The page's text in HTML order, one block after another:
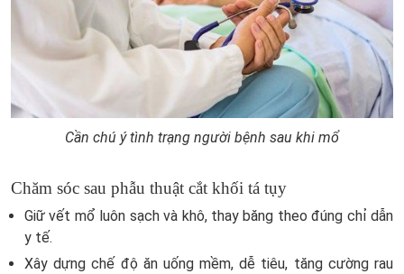
Cần chú ý tình trạng người bệnh sau khi mổ
Chăm sóc sau phẫu thuật cắt khối tá tụy
Giữ vết mổ luôn sạch và khô, thay băng theo đúng chỉ dẫn
y tế.
Xây dựng chế độ ăn uống mềm, dễ tiêu, tăng cường rau